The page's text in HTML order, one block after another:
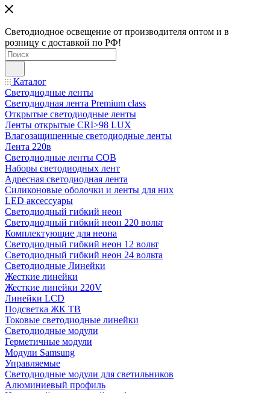
Светодиодное освещение от производителя оптом и в
розницу с доставкой по РФ!
Каталог
Светодиодные ленты
Светодиодная лента Premium class
Открытые светодиодные ленты
Ленты открытые CRI>98 LUX
Влагозащищенные светодиодные ленты
Лента 220в
Светодиодные ленты COB
Наборы светодиодных лент
Адресная светодиодная лента
Силиконовые оболочки и ленты для них
LED аксессуары
Светодиодный гибкий неон
Светодиодный гибкий неон 220 вольт
Комплектующие для неона
Светодиодный гибкий неон 12 вольт
Светодиодный гибкий неон 24 вольта
Светодиодные Линейки
Жесткие линейки
Жесткие линейки 220V
Линейки LCD
Подсветка ЖК ТВ
Токовые светодиодные линейки
Светодиодные модули
Герметичные модули
Модули Samsung
Управляемые
Светодиодные модули для светильников
Алюминиевый профиль